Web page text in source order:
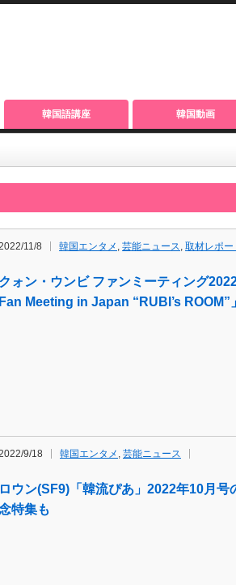
韓国語講座 韓国動画
11/8 韓国エンタメ , 芸能ニュース, 取材レポー
クォン・ウンビ ファンミーティング
Fan Meeting in Japan “RUBI’s ROOM”
9/18 韓国エンタメ , 芸能ニュース
ロウン(SF9)「韓流ぴあ」2022年10月
特集も